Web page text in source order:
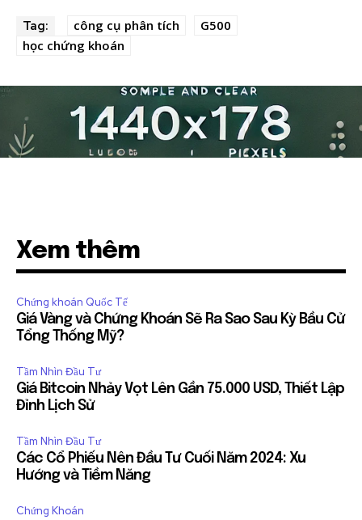
Tag: công cụ phân tích
G500
học chứng khoán
Xem thêm
Chứng khoán Quốc Tế
Giá Vàng và Chứng Khoán Sẽ Ra Sao Sau Kỳ Bầu Cử
Tổng Thống Mỹ?
Tầm Nhìn Đầu Tư
Giá Bitcoin Nhảy Vọt Lên Gần 75.000 USD, Thiết Lập
Đỉnh Lịch Sử
Tầm Nhìn Đầu Tư
Các Cổ Phiếu Nên Đầu Tư Cuối Năm 2024: Xu
Hướng và Tiềm Năng
Chứng Khoán